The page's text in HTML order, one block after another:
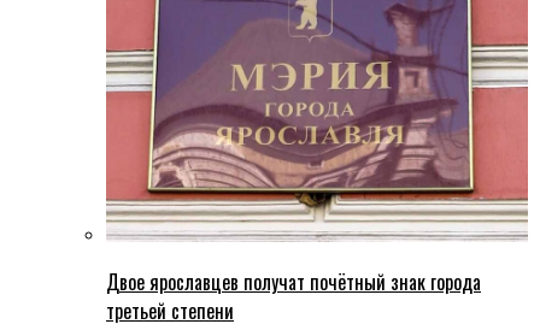
Двое ярославцев получат почётный знак города
третьей степени